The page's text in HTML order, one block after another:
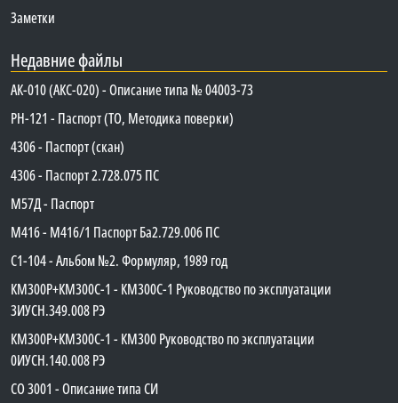
Заметки
Недавние файлы
АК-010 (АКС-020) - Описание типа № 04003-73
PH-121 - Паспорт (ТО, Методика поверки)
4306 - Паспорт (скан)
4306 - Паспорт 2.728.075 ПС
М57Д - Паспорт
М416 - М416/1 Паспорт Ба2.729.006 ПС
C1-104 - Альбом №2. Формуляр, 1989 год
КМ300Р+КМ300С-1 - КМ300C-1 Руководство по эксплуатации
3ИУСН.349.008 РЭ
КМ300Р+КМ300С-1 - КМ300 Руководство по эксплуатации
0ИУСН.140.008 РЭ
СО 3001 - Описание типа СИ